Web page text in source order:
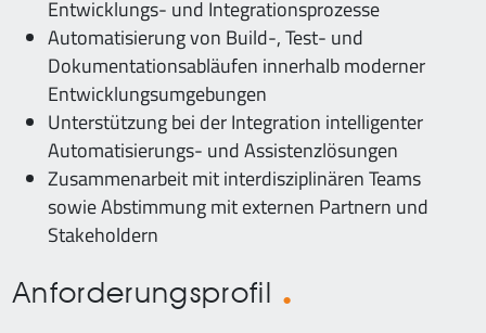
Entwicklungs- und Integrationsprozesse
Automatisierung von Build-, Test- und
Dokumentationsabläufen innerhalb moderner
Entwicklungsumgebungen
Unterstützung bei der Integration intelligenter
Automatisierungs- und Assistenzlösungen
Zusammenarbeit mit interdisziplinären Teams
sowie Abstimmung mit externen Partnern und
Stakeholdern
Anforderungsprofil